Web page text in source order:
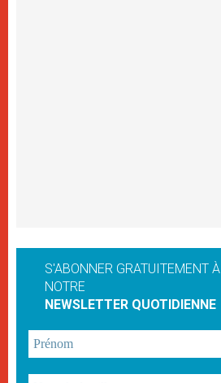
S'ABONNER GRATUITEMENT À
NOTRE
NEWSLETTER QUOTIDIENNE